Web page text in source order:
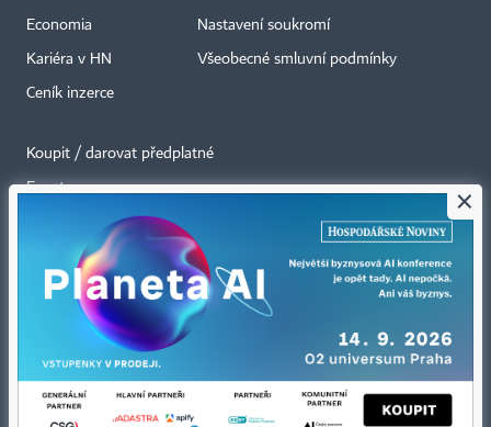
Economia
Kariéra v HN
Ceník inzerce
Nastavení soukromí
Všeobecné smluvní podmínky
Koupit / darovat předplatné
Eventy
RSS kanály
Autorská práva vykonává vydavatel. Bez písemného svolení vydavatele je
zakázáno jakékoli užití částí nebo celku díla, zejména rozmnožování a šíření
jiném jazyce. Bez souhlasu vydavatele je zakázáno též rozmnožování
obsahu pro účely automatizované analýzy textů nebo dat
×